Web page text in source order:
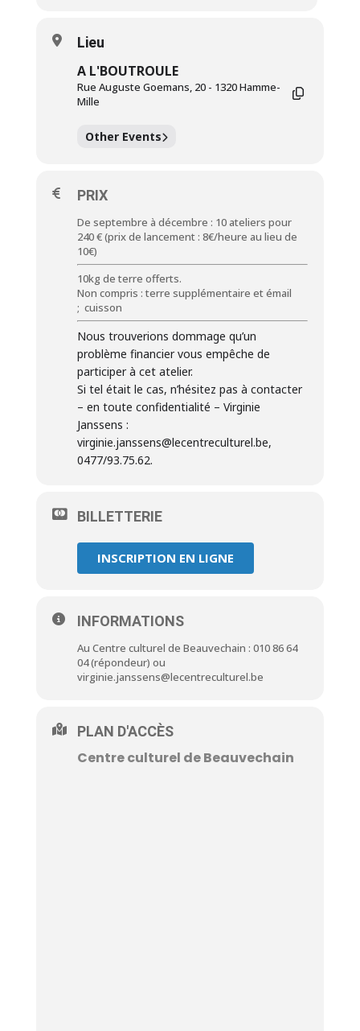
Lieu
A L'BOUTROULE
Rue Auguste Goemans, 20 - 1320 Hamme-
Mille
Other Events
PRIX
De septembre à décembre : 10 ateliers pour
240 € (prix de lancement : 8€/heure au lieu de
10€)
10kg de terre offerts.
Non compris : terre supplémentaire et émail
; cuisson
Nous trouverions dommage qu’un
problème financier vous empêche de
participer à cet atelier.
Si tel était le cas, n’hésitez pas à contacter
– en toute confidentialité – Virginie
Janssens :
virginie.janssens@lecentreculturel.be,
0477/93.75.62.
BILLETTERIE
INSCRIPTION EN LIGNE
INFORMATIONS
Au Centre culturel de Beauvechain : 010 86 64
04 (répondeur) ou
virginie.janssens@lecentreculturel.be
PLAN D'ACCÈS
Centre culturel de Beauvechain